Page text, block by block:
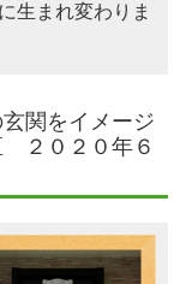
生まれ変わりま
玄関をイメージ
２０年６